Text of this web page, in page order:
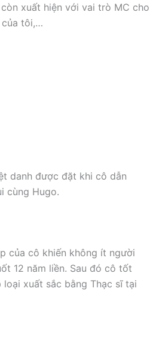
xuất hiện với vai trò MC cho
của tôi,…
danh được đặt khi cô dẫn
cùng Hugo.
của cô khiến không ít người
12 năm liền. Sau đó cô tốt
xuất sắc bằng Thạc sĩ tại